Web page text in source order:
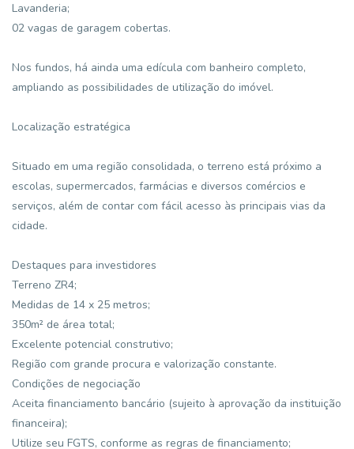
Lavanderia;
02 vagas de garagem cobertas.
Nos fundos, há ainda uma edícula com banheiro completo,
ampliando as possibilidades de utilização do imóvel.
Localização estratégica
Situado em uma região consolidada, o terreno está próximo a
escolas, supermercados, farmácias e diversos comércios e
serviços, além de contar com fácil acesso às principais vias da
cidade.
Destaques para investidores
Terreno ZR4;
Medidas de 14 x 25 metros;
350m² de área total;
Excelente potencial construtivo;
Região com grande procura e valorização constante.
Condições de negociação
Aceita financiamento bancário (sujeito à aprovação da instituição
financeira);
Utilize seu FGTS, conforme as regras de financiamento;